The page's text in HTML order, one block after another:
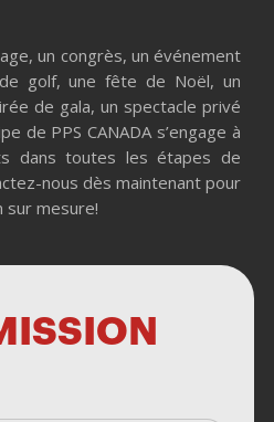
un congrès, un événement
golf, une fête de Noël, un
de gala, un spectacle privé
de PPS CANADA s’engage à
dans toutes les étapes de
nous dès maintenant pour
mesure!